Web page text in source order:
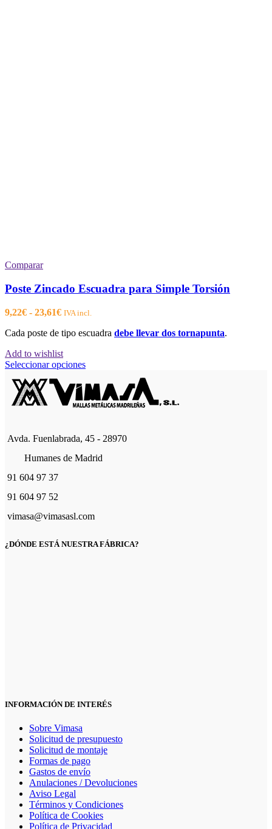
Comparar
Poste Zincado Escuadra para Simple Torsión
9,22€ - 23,61€Rango
precios:
9,22€
hasta
IVA incl.
Cada poste de tipo escuadra debe llevar dos tornapunta.
Add to wishlist
Seleccionar opcionesEste
tiene
múltiples
variantes.
se
elegir
producto
Avda. Fuenlabrada, 45 - 28970
Humanes de Madrid
91 604 97 37
91 604 97 52
vimasa@vimasasl.com
¿DÓNDE ESTÁ NUESTRA FÁBRICA?
INFORMACIÓN DE INTERÉS
Sobre Vimasa
Solicitud de presupuesto
Solicitud de montaje
Formas de pago
Gastos de envío
Anulaciones / Devoluciones
Aviso Legal
Términos y Condiciones
Política de Cookies
Política de Privacidad